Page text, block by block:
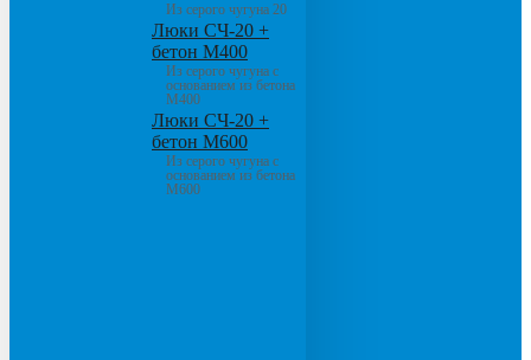
Из серого чугуна 20
Люки СЧ-20 +
бетон М400
Из серого чугуна с
основанием из бетона
М400
Люки СЧ-20 +
бетон М600
Из серого чугуна с
основанием из бетона
М600